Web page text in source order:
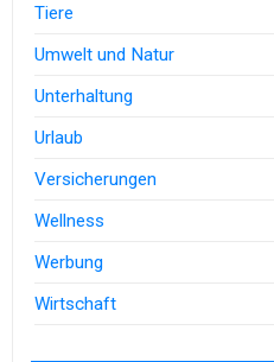
Tiere
Umwelt und Natur
Unterhaltung
Urlaub
Versicherungen
Wellness
Werbung
Wirtschaft